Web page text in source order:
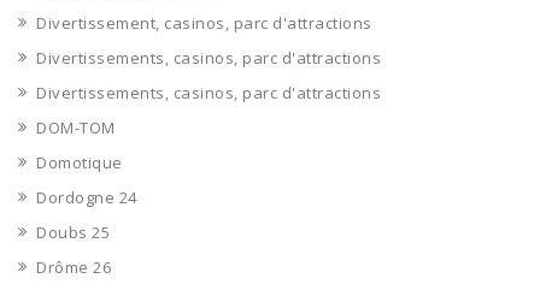
Divertissement, casinos, parc d'attractions
Divertissements, casinos, parc d'attractions
Divertissements, casinos, parc d'attractions
DOM-TOM
Domotique
Dordogne 24
Doubs 25
Drôme 26